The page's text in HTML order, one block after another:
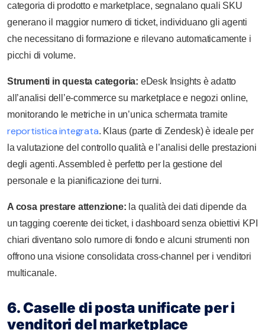
categoria di prodotto e marketplace, segnalano quali SKU
generano il maggior numero di ticket, individuano gli agenti
che necessitano di formazione e rilevano automaticamente i
picchi di volume.
Strumenti in questa categoria: eDesk Insights è adatto
all’analisi dell’e-commerce su marketplace e negozi online,
monitorando le metriche in un’unica schermata tramite
reportistica integrata. Klaus (parte di Zendesk) è ideale per
la valutazione del controllo qualità e l’analisi delle prestazioni
degli agenti. Assembled è perfetto per la gestione del
personale e la pianificazione dei turni.
A cosa prestare attenzione: la qualità dei dati dipende da
un tagging coerente dei ticket, i dashboard senza obiettivi KPI
chiari diventano solo rumore di fondo e alcuni strumenti non
offrono una visione consolidata cross-channel per i venditori
multicanale.
6. Caselle di posta unificate per i
venditori del marketplace